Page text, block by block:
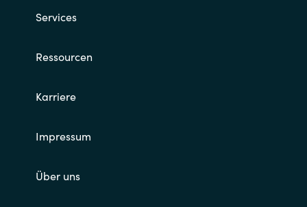
Services
Ressourcen
Karriere
Impressum
Über uns